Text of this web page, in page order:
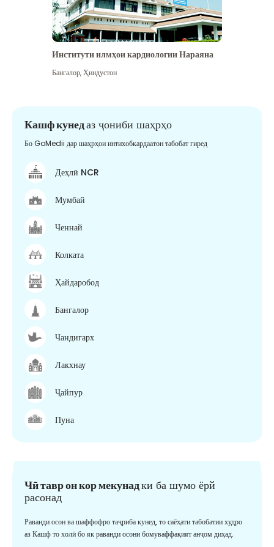
Институти илмҳои кардиологии Нараяна
Бангалор,Ҳиндустон
Кашф кунедаз ҷониби шаҳрҳо
Бо GoMedii дар шаҳрҳои интихобкардаатон табобат гиред
Деҳлӣ NCR
Мумбай
Ченнай
Колката
Ҳайдаробод
Бангалор
Чандигарх
Лакхнау
Ҷайпур
Пуна
Чӣ тавр он кор мекунадки ба шумо ёрй
расонад
Раванди осон ва шаффофро таҷриба кунед, то саёҳати табобатии худро
аз Кашф то холӣ бо як раванди осони бомуваффақият анҷом диҳад.